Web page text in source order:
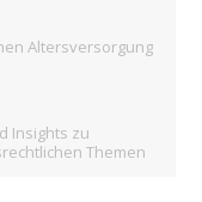
Altersversorgung
Insights zu
Themen